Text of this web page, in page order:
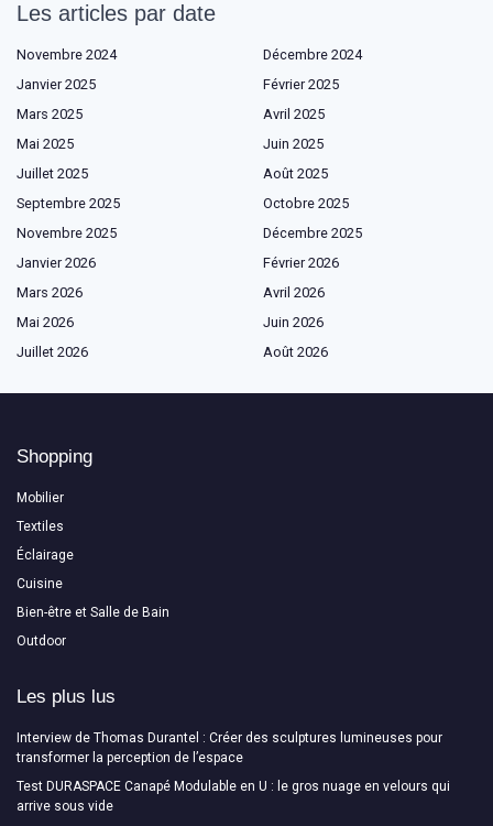
Les articles par date
Novembre 2024
Décembre 2024
Janvier 2025
Février 2025
Mars 2025
Avril 2025
Mai 2025
Juin 2025
Juillet 2025
Août 2025
Septembre 2025
Octobre 2025
Novembre 2025
Décembre 2025
Janvier 2026
Février 2026
Mars 2026
Avril 2026
Mai 2026
Juin 2026
Juillet 2026
Août 2026
Shopping
Mobilier
Textiles
Éclairage
Cuisine
Bien-être et Salle de Bain
Outdoor
Les plus lus
Interview de Thomas Durantel : Créer des sculptures lumineuses pour
transformer la perception de l’espace
Test DURASPACE Canapé Modulable en U : le gros nuage en velours qui
arrive sous vide